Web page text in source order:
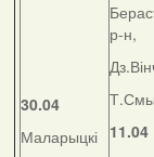
30.04
Маларыцкі
р-н,
11.04